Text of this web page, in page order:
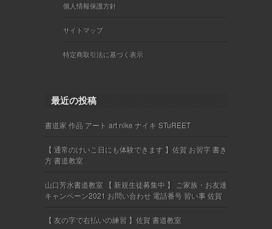
個人情報保護方針
サイトマップ
特定商取引法に基づく表示
最近の投稿
書道家 作品 アート art nike ナイキ STuREET
【 通常のけいこ日にも体験できます 】佐賀 お習字 書き
方 書道教室
山口芳水書道教室 【 新規生徒募集中 】 ご家族・お友達
キャンペーン2021 お問い合わせ 電話番号 習い事 佐賀
【 友の字で右払いの練習 】佐賀 書道教室